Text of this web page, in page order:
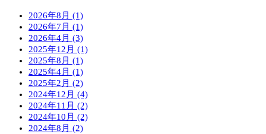
2026年8月 (1)
2026年7月 (1)
2026年4月 (3)
2025年12月 (1)
2025年8月 (1)
2025年4月 (1)
2025年2月 (2)
2024年12月 (4)
2024年11月 (2)
2024年10月 (2)
2024年8月 (2)